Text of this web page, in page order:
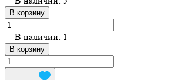
В корзину
В наличии: 1
В корзину